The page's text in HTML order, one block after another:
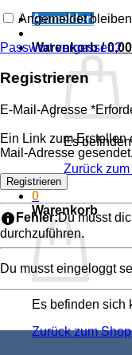
Anmelden
Warenkorb /0,00
Es
Zurück
0
Warenkorb
Es befinden sich
Zurück zum Shop
Angemeldet bleiben
Passwort vergessen?
Registrieren
E-Mail-Adresse *
Ein Link zum
Mail-Adresse gesendet.
Registrieren
Fehler:Du musst
durchzuführen.
Du musst eingeloggt